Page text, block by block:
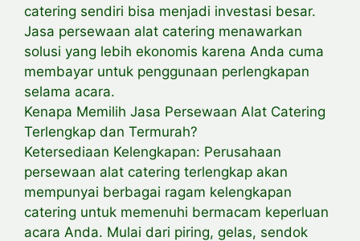
catering sendiri bisa menjadi investasi besar.
Jasa persewaan alat catering menawarkan
solusi yang lebih ekonomis karena Anda cuma
membayar untuk penggunaan perlengkapan
selama acara.
Kenapa Memilih Jasa Persewaan Alat Catering
Terlengkap dan Termurah?
Ketersediaan Kelengkapan: Perusahaan
persewaan alat catering terlengkap akan
mempunyai berbagai ragam kelengkapan
catering untuk memenuhi bermacam keperluan
acara Anda. Mulai dari piring, gelas, sendok